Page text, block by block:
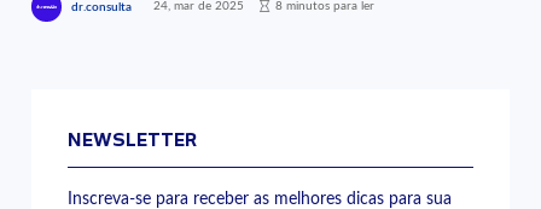
dr.consulta 24, mar de 2025 8 minutos para ler
NEWSLETTER
Inscreva-se para receber as melhores dicas para sua